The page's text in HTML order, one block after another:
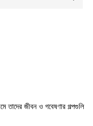
তাদের জীবন ও গবেষণার গল্পগুলি